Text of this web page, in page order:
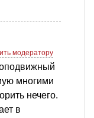
модератору
многими
нечего.
в